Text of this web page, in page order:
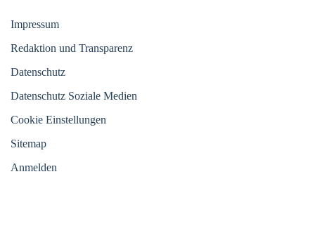
Impressum
Redaktion und Transparenz
Datenschutz
Datenschutz Soziale Medien
Cookie Einstellungen
Sitemap
Anmelden